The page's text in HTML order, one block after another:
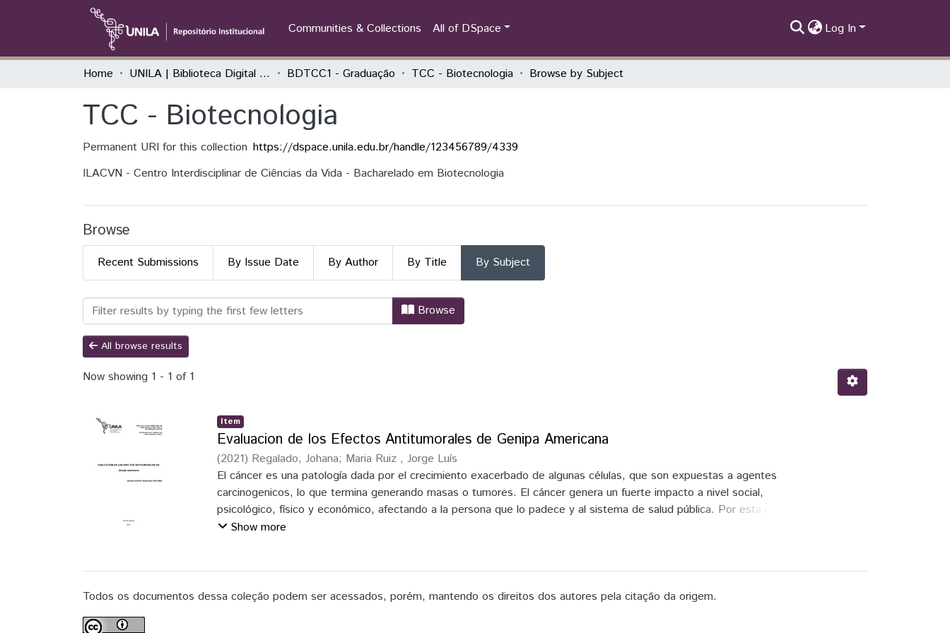
Communities & Collections All of DSpace Log In
Home UNILA | Biblioteca Digital de Trabalhos de Conclusão de Curso BDTCC1 - Graduação TCC - Biotecnologia Browse by Subject
TCC - Biotecnologia
Permanent URI for this collection https://dspace.unila.edu.br/handle/123456789/4339
ILACVN - Centro Interdisciplinar de Ciências da Vida - Bacharelado em Biotecnologia
Browse
Recent Submissions By Issue Date By Author By Title By Subject
Browsing TCC - Biotecnologia by Subject "Aceite esencial, G. americana, Tumor, Linajes
Browse
All browse results
Now showing 1 - 1 of 1
Item
Evaluacion de los Efectos Antitumorales de Genipa Americana
(2021) Regalado, Johana; Maria Ruiz , Jorge Luís
El cáncer es una patología dada por el crecimiento exacerbado de algunas células, que son expuestas a agentes
carcinogenicos, lo que termina generando masas o tumores. El cáncer genera un fuerte impacto a nivel social,
psicológico, físico y económico, afectando a la persona que lo padece y al sistema de salud pública. Por esta razón
se buscan nuevas alternativas de tratamiento que disminuya los costos y sean más efectivos, una opción promisoria
América del Sur, y el aceite esencial que se consigue de esta planta presenta alto contenido de compuestos, que
Show more
Todos os documentos dessa coleção podem ser acessados, porém, mantendo os direitos dos autores pela citação da origem.